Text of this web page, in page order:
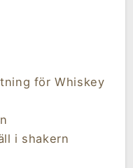
för Whiskey
i shakern